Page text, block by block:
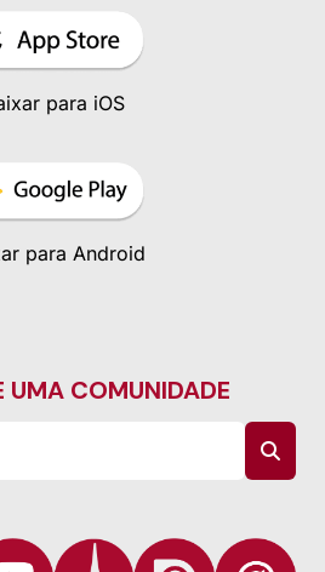
para iOS
para Android
UMA COMUNIDADE